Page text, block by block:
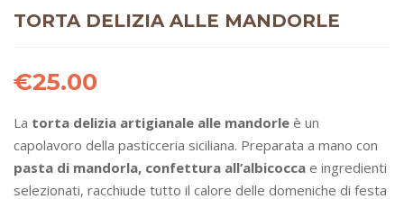
TORTA DELIZIA ALLE MANDORLE
€25.00
La torta delizia artigianale alle mandorle è un
capolavoro della pasticceria siciliana. Preparata a mano con
pasta di mandorla, confettura all’albicocca e ingredienti
selezionati, racchiude tutto il calore delle domeniche di festa